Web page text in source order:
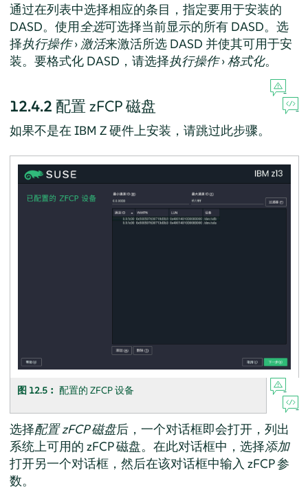
通过在列表中选择相应的条目，指定要用于安装的
DASD。使用全选可选择当前显示的所有 DASD。选
择执行操作› 激活来激活所选 DASD 并使其可用于安
装。要格式化 DASD，请选择执行操作›格式化。
12.4.2 配置 zFCP 磁盘
如果不是在 IBM Z 硬件上安装，请跳过此步骤。
图 12.5︰ 配置的 ZFCP 设备
选择配置 zFCP 磁盘后，一个对话框即会打开，列出
系统上可用的 zFCP 磁盘。在此对话框中，选择添加
打开另一个对话框，然后在该对话框中输入 zFCP 参
数。